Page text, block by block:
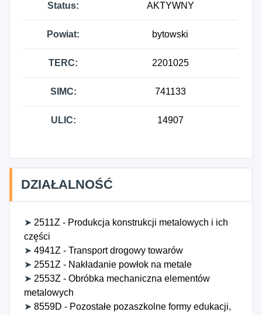
Status: AKTYWNY
Powiat: bytowski
TERC: 2201025
SIMC: 741133
ULIC: 14907
DZIAŁALNOŚĆ
➤ 2511Z - Produkcja konstrukcji metalowych i ich
części
➤ 4941Z - Transport drogowy towarów
➤ 2551Z - Nakładanie powłok na metale
➤ 2553Z - Obróbka mechaniczna elementów
metalowych
➤ 8559D - Pozostałe pozaszkolne formy edukacji,